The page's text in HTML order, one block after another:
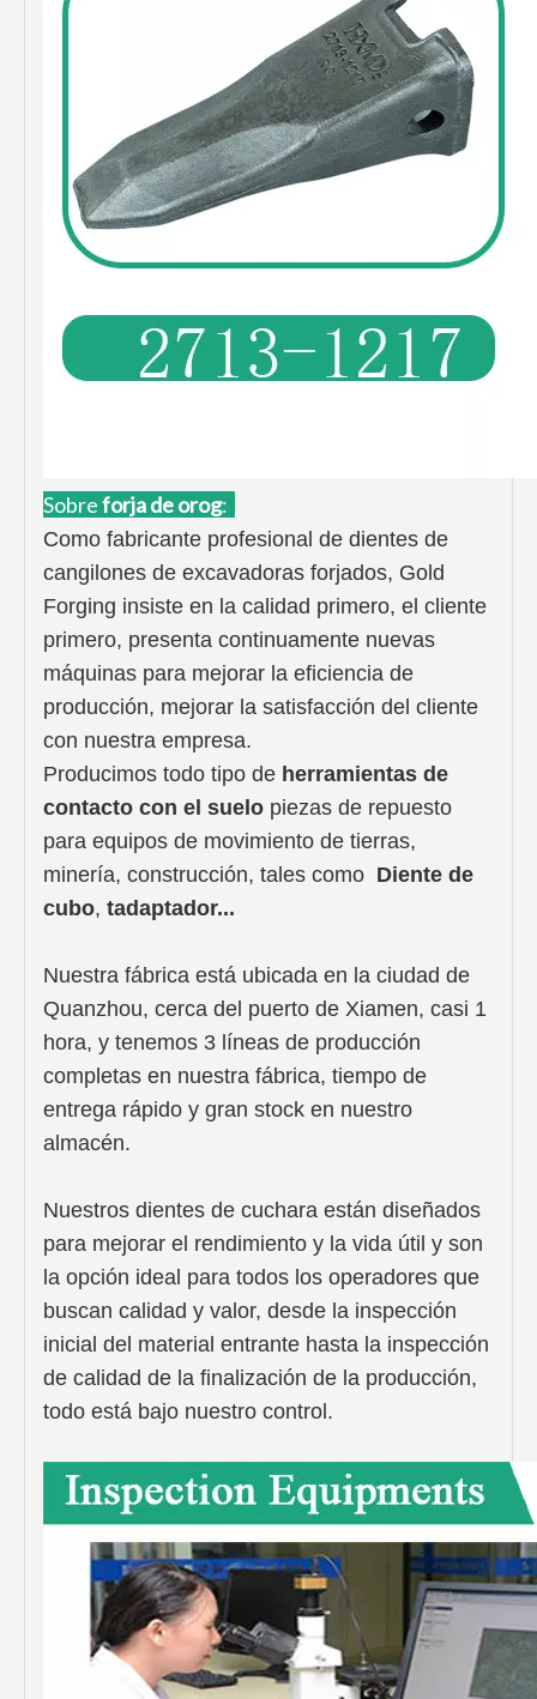
Sobreforja de orog:
Como fabricante profesional de dientes de
cangilones de excavadoras forjados, Gold
Forging insiste en la calidad primero, el cliente
primero, presenta continuamente nuevas
máquinas para mejorar la eficiencia de
producción, mejorar la satisfacción del cliente
con nuestra empresa.
Producimos todo tipo de herramientas de
contacto con el suelo piezas de repuesto
para equipos de movimiento de tierras,
minería, construcción, tales como Diente de
cubo, tadaptador...
Nuestra fábrica está ubicada en la ciudad de
Quanzhou, cerca del puerto de Xiamen, casi 1
hora, y tenemos 3 líneas de producción
completas en nuestra fábrica, tiempo de
entrega rápido y gran stock en nuestro
almacén.
Nuestros dientes de cuchara están diseñados
para mejorar el rendimiento y la vida útil y son
la opción ideal para todos los operadores que
buscan calidad y valor, desde la inspección
inicial del material entrante hasta la inspección
de calidad de la finalización de la producción,
todo está bajo nuestro control.